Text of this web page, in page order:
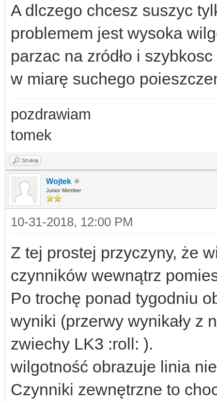
A dlczego chcesz suszyc
problemem jest wysoka
parzac na zródło i
w miarę suchego
pozdrawiam
tomek
Szukaj
Wojtek
Junior Member
10-31-2018, 12:00 PM
Z tej prostej przyczyny, że
czynników wewnątrz
Po trochę ponad tygodniu
wyniki (przerwy wynikały z
zwiechy LK3 :roll: ).
wilgotność obrazuje linia
Czynniki zewnętrzne to